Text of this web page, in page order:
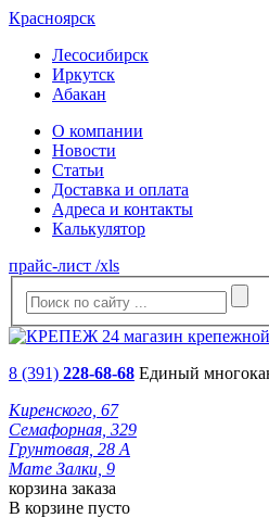
Красноярск
Лесосибирск
Иркутск
Абакан
О компании
Новости
Статьи
Доставка и оплата
Адреса и контакты
Калькулятор
прайс-лист /xls
8 (391) 228-68-68 Единый
Киренского, 67
Семафорная, 329
Грунтовая, 28 А
Мате Залки, 9
корзина заказа
В корзине пусто